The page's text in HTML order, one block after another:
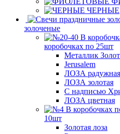
ЧЕРНЫЕ
золоченые
коробочках по 25шт
Металлик
Jerusalem
ЛОЗА радужная
ЛОЗА золотая
С надписью
ЛОЗА цветная
10шт
Золотая лоза